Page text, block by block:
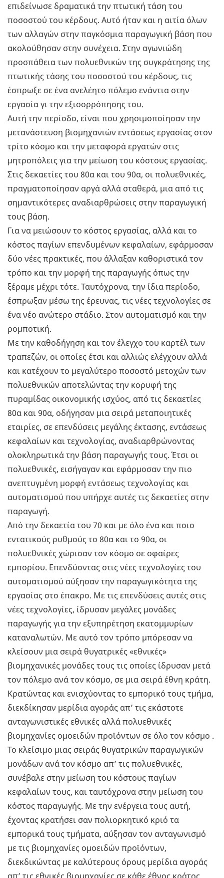
επιδείνωσε δραματικά την πτωτική τάση του
ποσοστού του κέρδους. Αυτό ήταν και η αιτία όλων
των αλλαγών στην παγκόσμια παραγωγική βάση που
ακολούθησαν στην συνέχεια. Στην αγωνιώδη
προσπάθεια των πολυεθνικών της συγκράτησης της
πτωτικής τάσης του ποσοστού του κέρδους, τις
έσπρωξε σε ένα ανελέητο πόλεμο ενάντια στην
εργασία γι την εξισορρόπησης του.
Αυτή την περίοδο, είναι που χρησιμοποίησαν την
μετανάστευση βιομηχανιών εντάσεως εργασίας στον
τρίτο κόσμο και την μεταφορά εργατών στις
μητροπόλεις για την μείωση του κόστους εργασίας.
Στις δεκαετίες του 80α και του 90α, οι πολυεθνικές,
πραγματοποίησαν αργά αλλά σταθερά, μια από τις
σημαντικότερες αναδιαρθρώσεις στην παραγωγική
τους βάση.
Για να μειώσουν το κόστος εργασίας, αλλά και το
κόστος παγίων επενδυμένων κεφαλαίων, εφάρμοσαν
δύο νέες πρακτικές, που άλλαξαν καθοριστικά τον
τρόπο και την μορφή της παραγωγής όπως την
ξέραμε μέχρι τότε. Ταυτόχρονα, την ίδια περίοδο,
έσπρωξαν μέσω της έρευνας, τις νέες τεχνολογίες σε
ένα νέο ανώτερο στάδιο. Στον αυτοματισμό και την
ρομποτική.
Με την καθοδήγηση και τον έλεγχο του καρτέλ των
τραπεζών, οι οποίες έτσι και αλλιώς ελέγχουν αλλά
και κατέχουν το μεγαλύτερο ποσοστό μετοχών των
πολυεθνικών αποτελώντας την κορυφή της
πυραμίδας οικονομικής ισχύος, από τις δεκαετίες
80α και 90α, οδήγησαν μια σειρά μεταποιητικές
εταιρίες, σε επενδύσεις μεγάλης έκτασης, εντάσεως
κεφαλαίων και τεχνολογίας, αναδιαρθρώνοντας
ολοκληρωτικά την βάση παραγωγής τους. Έτσι οι
πολυεθνικές, εισήγαγαν και εφάρμοσαν την πιο
ανεπτυγμένη μορφή εντάσεως τεχνολογίας και
αυτοματισμού που υπήρχε αυτές τις δεκαετίες στην
παραγωγή.
Από την δεκαετία του 70 και με όλο ένα και ποιο
εντατικούς ρυθμούς το 80α και το 90α, οι
πολυεθνικές χώρισαν τον κόσμο σε σφαίρες
εμπορίου. Επενδύοντας στις νέες τεχνολογίες του
αυτοματισμού αύξησαν την παραγωγικότητα της
εργασίας στο έπακρο. Με τις επενδύσεις αυτές στις
νέες τεχνολογίες, ίδρυσαν μεγάλες μονάδες
παραγωγής για την εξυπηρέτηση εκατομμυρίων
καταναλωτών. Με αυτό τον τρόπο μπόρεσαν να
κλείσουν μια σειρά θυγατρικές «εθνικές»
βιομηχανικές μονάδες τους τις οποίες ίδρυσαν μετά
τον πόλεμο ανά τον κόσμο, σε μια σειρά έθνη κράτη.
Κρατώντας και ενισχύοντας το εμπορικό τους τμήμα,
διεκδίκησαν μερίδια αγοράς απ’ τις εκάστοτε
ανταγωνιστικές εθνικές αλλά πολυεθνικές
βιομηχανίες ομοειδών προϊόντων σε όλο τον κόσμο .
Το κλείσιμο μιας σειράς θυγατρικών παραγωγικών
μονάδων ανά τον κόσμο απ’ τις πολυεθνικές,
συνέβαλε στην μείωση του κόστους παγίων
κεφαλαίων τους, και ταυτόχρονα στην μείωση του
κόστος παραγωγής. Με την ενέργεια τους αυτή,
έχοντας κρατήσει σαν πολιορκητικό κριό τα
εμπορικά τους τμήματα, αύξησαν τον ανταγωνισμό
με τις βιομηχανίες ομοειδών προϊόντων,
διεκδικώντας με καλύτερους όρους μερίδια αγοράς